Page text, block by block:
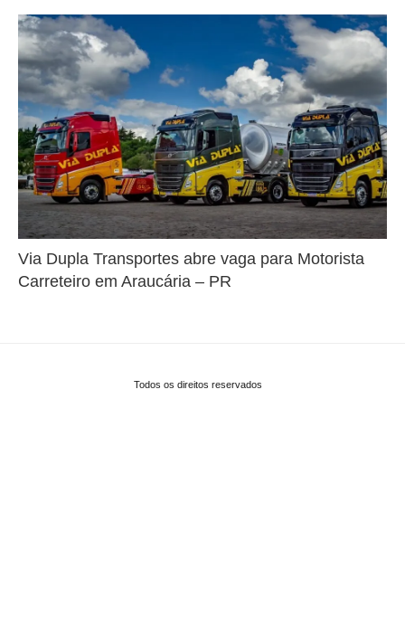
Via Dupla Transportes abre vaga para Motorista
Carreteiro em Araucária – PR
Todos os direitos reservados